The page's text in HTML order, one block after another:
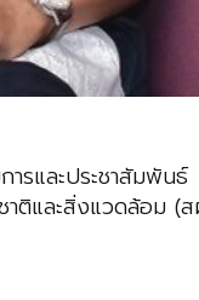
รและประชาสัมพันธ์
าติและสิ่งแวดล้อม (